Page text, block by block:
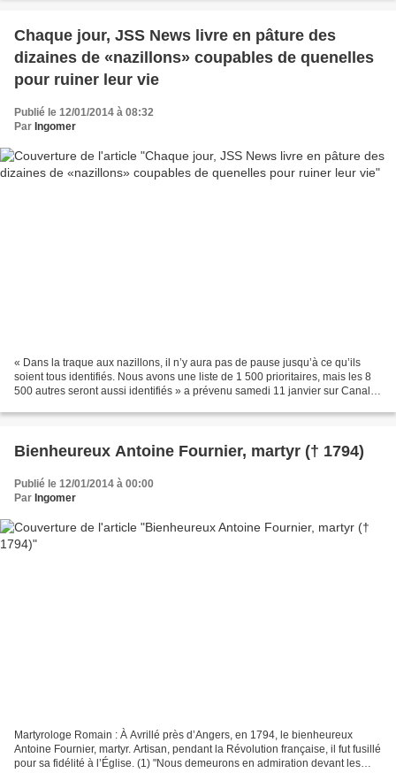
Chaque jour, JSS News livre en pâture des
dizaines de «nazillons» coupables de quenelles
pour ruiner leur vie
Publié le 12/01/2014 à 08:32
Par Ingomer
« Dans la traque aux nazillons, il n’y aura pas de pause jusqu’à ce qu’ils
soient tous identifiés. Nous avons une liste de 1 500 prioritaires, mais les 8
500 autres seront aussi identifiés » a prévenu samedi 11 janvier sur Canal +
Bienheureux Antoine Fournier, martyr († 1794)
Publié le 12/01/2014 à 00:00
Par Ingomer
Martyrologe Romain : À Avrillé près d’Angers, en 1794, le bienheureux
Antoine Fournier, martyr. Artisan, pendant la Révolution française, il fut fusillé
pour sa fidélité à l’Église. (1) "Nous demeurons en admiration devant les